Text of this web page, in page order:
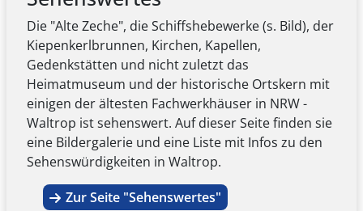
Die "Alte Zeche", die Schiffshebewerke (s. Bild), der
Kiepenkerlbrunnen, Kirchen, Kapellen,
Gedenkstätten und nicht zuletzt das
Heimatmuseum und der historische Ortskern mit
einigen der ältesten Fachwerkhäuser in NRW -
Waltrop ist sehenswert. Auf dieser Seite finden sie
eine Bildergalerie und eine Liste mit Infos zu den
Sehenswürdigkeiten in Waltrop.
Zur Seite "Sehenswertes"